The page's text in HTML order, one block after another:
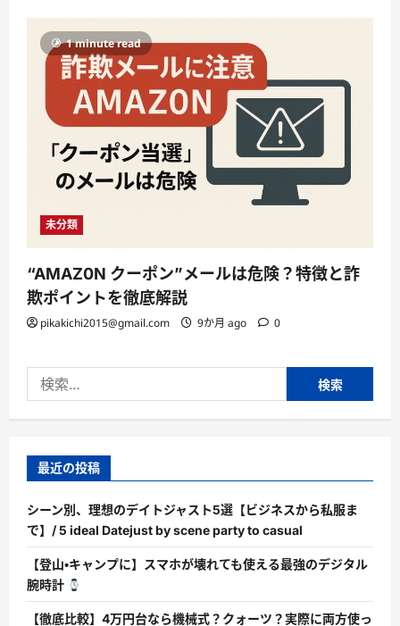
1 minute read
未分類
“AMAZ0N クーポン”メールは危険？特徴と詐
欺ポイントを徹底解説
pikakichi2015@gmail.com 9か月 ago 0
索:
最近の投稿
シーン別、理想のデイトジャスト5選【ビジネスから私服ま
で】/ 5 ideal Datejust by scene party to casual
【登山・キャンプに】スマホが壊れても使える最強のデジタル
腕時計
【徹底比較】4万円台なら機械式？クォーツ？実際に両方使っ